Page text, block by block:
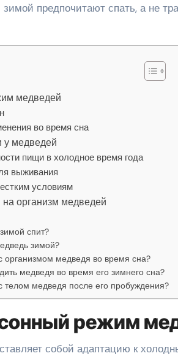
предпочитают спать, а не
медведей
во время сна
у медведей
пищи в холодное время года
выживания
условиям
организм медведей
спит?
зимой?
организмом медведя во время сна?
медведя во время его зимнего сна?
телом медведя после его пробуждения?
режим
собой адаптацию к